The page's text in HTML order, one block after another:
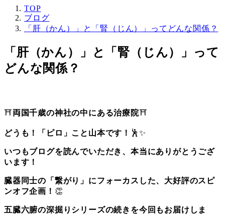
TOP
ブログ
「肝（かん）」と「腎（じん）」ってどんな関係？
「肝（かん）」と「腎（じん）」って
どんな関係？
⛩️両国千歳の神社の中にある治療院⛩️
どうも！「ピロ」こと山本です！ 🕺✨
いつもブログを読んでいただき、本当にありがとうござ
います！
臓器同士の「繋がり」にフォーカスした、大好評のスピ
ンオフ企画！ 👏
五臓六腑の深掘りシリーズの続きを今回もお届けしま